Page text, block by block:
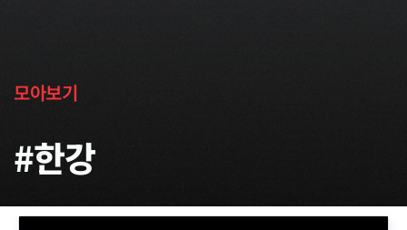
모아보기
#한강